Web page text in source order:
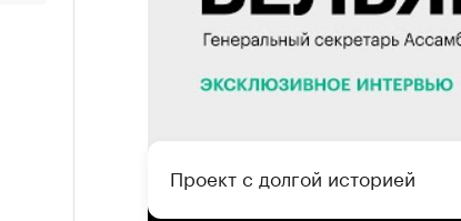
Проект с долгой историей